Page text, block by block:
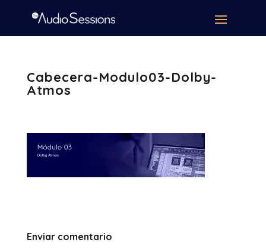
Cabecera-Modulo03-Dolby-
Atmos
Enviar comentario